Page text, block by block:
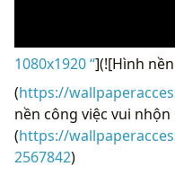
1080x1920 “](![Hình
(https://
nền công việc vui nhộn
(https://
2567842)